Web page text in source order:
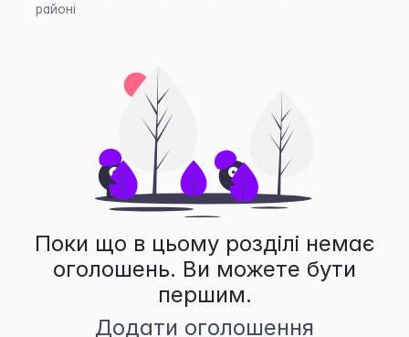
районі
Поки що в цьому розділі немає
оголошень. Ви можете бути
першим.
Додати оголошення